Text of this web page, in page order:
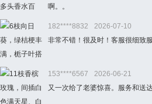
啊。。
182****8832
2026-07-10
非常不错！很及时！客服很细致
153****6567
2026-06-21
又一次给了老婆惊喜。服务和送